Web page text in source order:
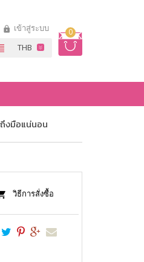
0
เข้าสู่ระบบ
งมือแน่นอน
วิธีการสั่งซื้อ